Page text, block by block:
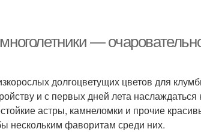
—
долгоцветущих цветов для
и с первых дней лета наслаждаться
астры, камнеломки и прочие
нескольким фаворитам среди них.